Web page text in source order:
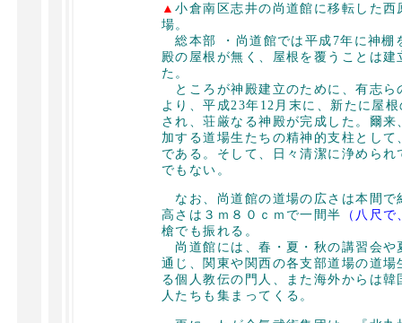
▲小倉南区志井の尚道館に移転した西
場。
総本部 ・尚道館では平成7年に神棚
殿の屋根が無く、屋根を覆うことは
た。
ところが神殿建立のために、有志ら
より、平成23年12月末に、新たに屋
され、荘厳なる神殿が完成した。爾
加する道場生たちの精神的支柱とし
である。そして、日々清潔に浄めら
でもない。
なお、尚道館の道場の広さは本間で
高さは３ｍ８０ｃｍで一間半
（八尺
槍でも振れる。
尚道館には、春・夏・秋の講習会や
通じ、関東や関西の各支部道場の道場
る個人教伝の門人、また海外からは
人たちも集まってくる。